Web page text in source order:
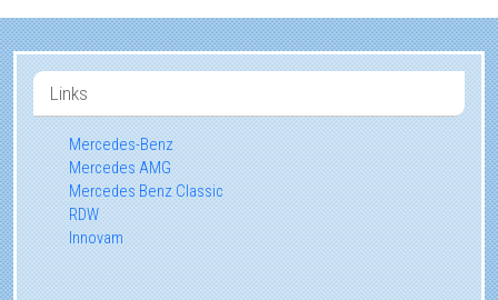
Links
Mercedes-Benz
Mercedes AMG
Mercedes Benz Classic
RDW
Innovam